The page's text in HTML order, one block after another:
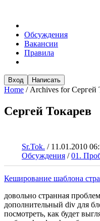
Обсуждения
Вакансии
Правила
Вход Написать
Home / Archives for Сергей
Сергей Токарев
Sr.Tok. / 11.01.2010
Обсуждения /01.
Кеширование шаблона
довольно странная
дополнительный div для
посмотреть, как будет